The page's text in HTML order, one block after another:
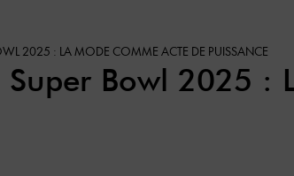
2025 : LA MODE COMME ACTE DE PUISSANCE
Bowl 2025 :